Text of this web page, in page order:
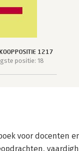
1217
positie: 18
voor docenten